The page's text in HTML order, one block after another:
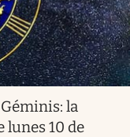
la
lunes 10 de